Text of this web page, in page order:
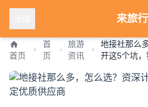
来旅行
首页
首
页
旅游
资讯
地接社那么
开这5个坑